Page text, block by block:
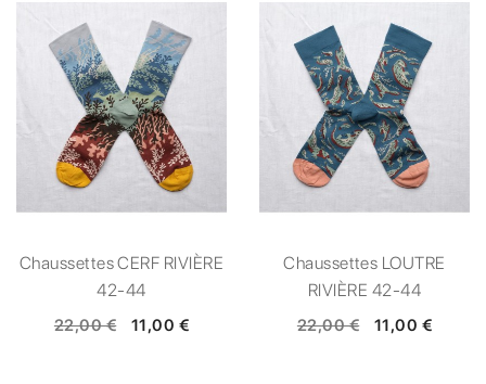
Chaussettes CERF RIVIÈRE
42-44
22,00 € 11,00 €
Chaussettes LOUTRE
RIVIÈRE 42-44
22,00 € 11,00 €